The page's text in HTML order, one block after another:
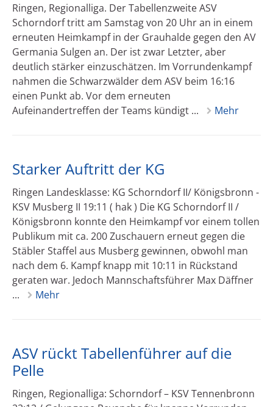
Ringen, Regionalliga. Der Tabellenzweite ASV
Schorndorf tritt am Samstag von 20 Uhr an in einem
erneuten Heimkampf in der Grauhalde gegen den AV
Germania Sulgen an. Der ist zwar Letzter, aber
deutlich stärker einzuschätzen. Im Vorrundenkampf
nahmen die Schwarzwälder dem ASV beim 16:16
einen Punkt ab. Vor dem erneuten
Aufeinandertreffen der Teams kündigt ...
Mehr
Starker Auftritt der KG
Ringen Landesklasse: KG Schorndorf II/ Königsbronn -
KSV Musberg II 19:11 ( hak ) Die KG Schorndorf II /
Königsbronn konnte den Heimkampf vor einem tollen
Publikum mit ca. 200 Zuschauern erneut gegen die
Stäbler Staffel aus Musberg gewinnen, obwohl man
nach dem 6. Kampf knapp mit 10:11 in Rückstand
geraten war. Jedoch Mannschaftsführer Max Däffner
...
Mehr
ASV rückt Tabellenführer auf die
Pelle
Ringen, Regionalliga: Schorndorf – KSV Tennenbronn